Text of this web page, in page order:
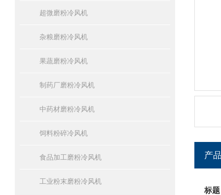
超微磨粉冷风机
杂粮磨粉冷风机
果蔬磨粉冷风机
制药厂磨粉冷风机
中药材磨粉冷风机
饲料粉碎冷风机
食品加工磨粉冷风机
工业粉末磨粉冷风机
产
标